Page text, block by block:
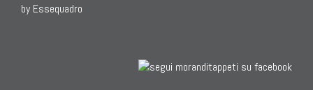
by Essequadro